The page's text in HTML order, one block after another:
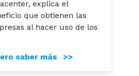
explica el
que obtienen las
al hacer uso de los
saber más >>